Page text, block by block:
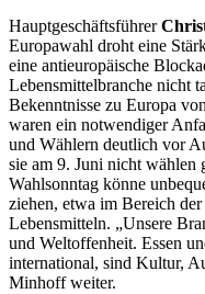
Hauptgeschäftsführer
Europawahl droht eine
eine antieuropäische
Lebensmittelbranche nicht
Bekenntnisse zu Europa
waren ein notwendiger
und Wählern deutlich vor
sie am 9. Juni nicht wählen
Wahlsonntag könne
ziehen, etwa im Bereich
Lebensmitteln. „Unsere
und Weltoffenheit. Essen
international, sind Kultur,
Minhoff weiter.